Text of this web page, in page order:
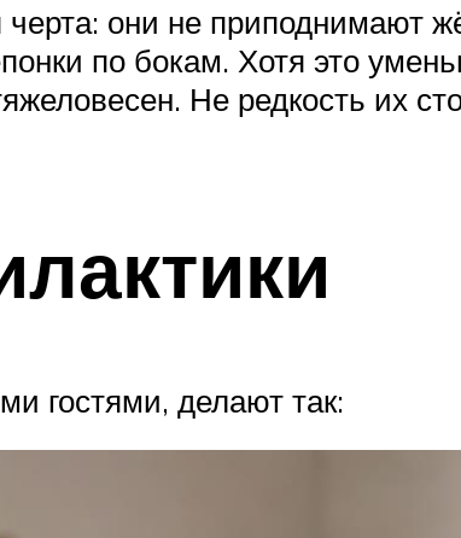
черта: они не приподнимают
по бокам. Хотя это
Не редкость их
гостями, делают так: